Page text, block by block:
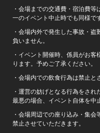
・会場までの交通費・宿泊費
一のイベント中止時でも同様で
・会場内外で発生した事故・
負いません。
・イベント開催時、係員がお
ります。予めご了承ください。
・会場内での飲食行為は禁止と
・運営の妨げとなる行為をされ
最悪の場合、イベント自体を中
・会場周辺での座り込み・集
禁止させていただきます。